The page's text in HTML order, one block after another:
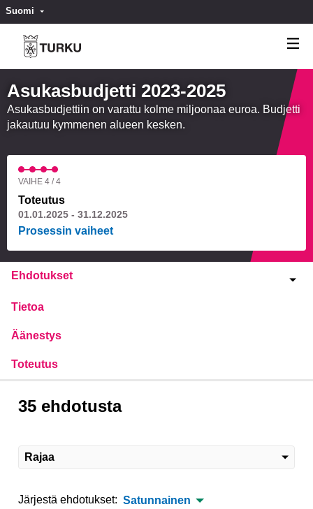
Suomi Valitse kieli
Asukasbudjetti 2023-2025
Asukasbudjettiin on varattu kolme miljoonaa euroa. Budjetti
jakautuu kymmenen alueen kesken.
VAIHE 4 / 4
Toteutus
01.01.2025 - 31.12.2025
Prosessin vaiheet
Ehdotukset
Tietoa
Äänestys
Toteutus
35 ehdotusta
Rajaa
Järjestä ehdotukset: Satunnainen